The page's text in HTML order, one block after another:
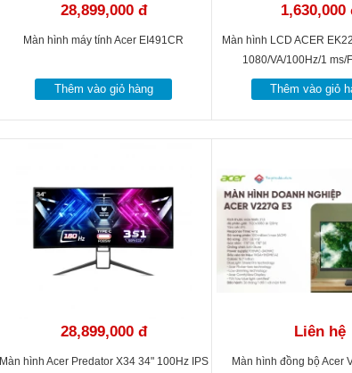
28,899,000 đ
Màn hình máy tính Acer EI491CR
Thêm vào giỏ hàng
1,630,000
Màn hình LCD ACER
1080/VA/100Hz/1 ms/
Thêm vào giỏ
28,899,000 đ
Màn hình Acer Predator X34 34" 100Hz IPS
Liên hệ
Màn hình đồng bộ Acer